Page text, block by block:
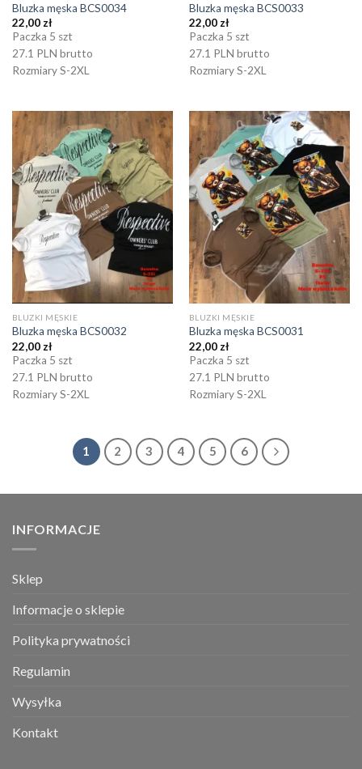
Bluzka męska BCS0034
22,00 zł
Paczka 5 szt
27.1 PLN brutto
Rozmiary S-2XL
Bluzka męska BCS0033
22,00 zł
Paczka 5 szt
27.1 PLN brutto
Rozmiary S-2XL
BLUZKI MĘSKIE
Bluzka męska BCS0032
22,00 zł
Paczka 5 szt
27.1 PLN brutto
Rozmiary S-2XL
BLUZKI MĘSKIE
Bluzka męska BCS0031
22,00 zł
Paczka 5 szt
27.1 PLN brutto
Rozmiary S-2XL
1 2 3 4 5 6
INFORMACJE
Sklep
Informacje o sklepie
Polityka prywatności
Regulamin
Wysyłka
Kontakt